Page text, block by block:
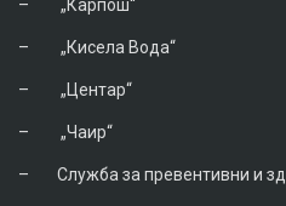
– „Карпош“
– „Кисела Вода“
– „Центар“
– „Чаир“
– Служба за превентивни и